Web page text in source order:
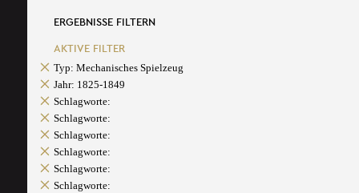
ERGEBNISSE FILTERN
AKTIVE FILTER
Typ: Mechanisches Spielzeug
Jahr: 1825-1849
Schlagworte:
Schlagworte:
Schlagworte:
Schlagworte:
Schlagworte:
Schlagworte: